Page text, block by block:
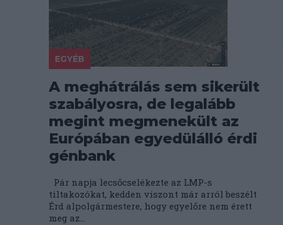
EGYÉB
A meghátrálás sem sikerült
szabályosra, de legalább
megint megmenekült az
Európában egyedülálló érdi
génbank
Pár napja lecsőcselékezte az LMP-s
tiltakozókat, kedden viszont már arról beszélt
Érd alpolgármestere, hogy egyelőre nem érett
meg az...